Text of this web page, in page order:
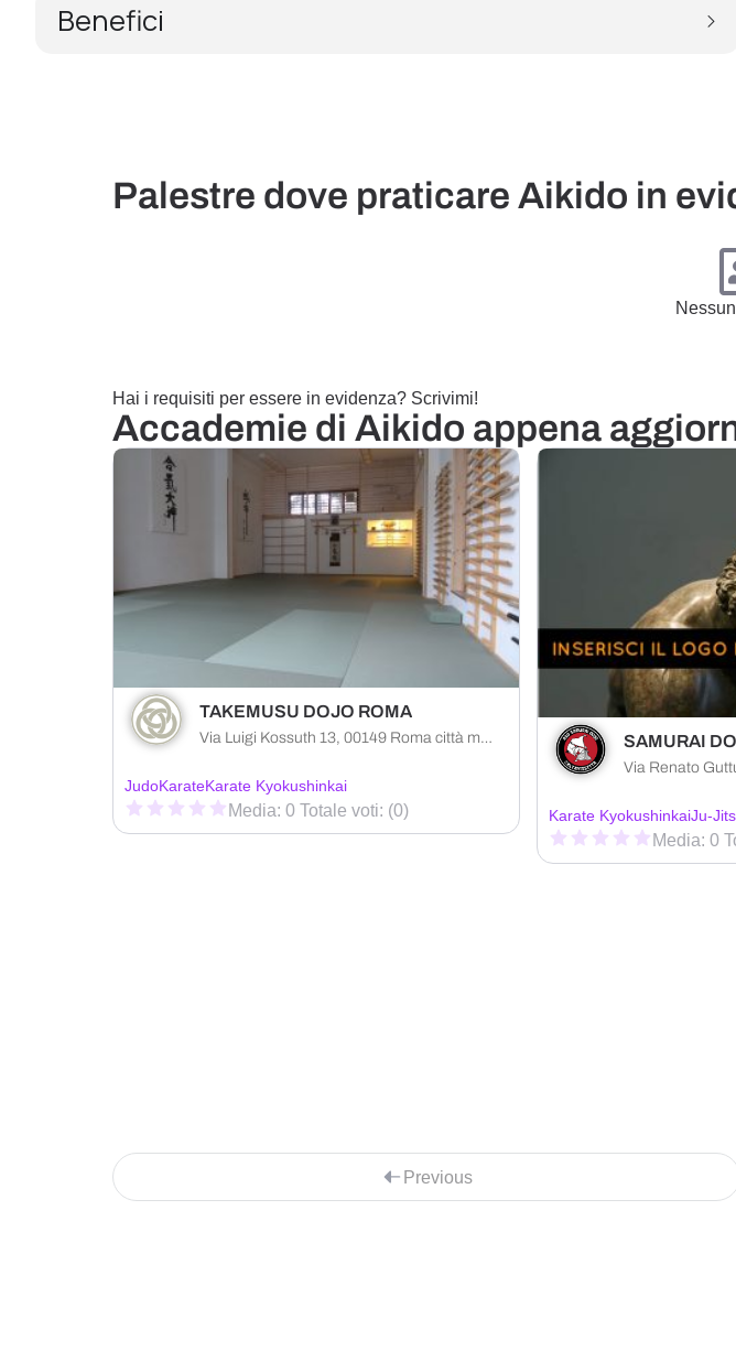
Benefici
Palestre dove praticare Aikido in
Hai i requisiti per essere in evidenza? Scrivimi!
Accademie di Aikido appena
TAKEMUSU DOJO ROMA
Via Luigi Kossuth 13, 00149 Roma città metropolitana di Roma Capitale, Italia
JudoKarateKarate Kyokushinkai
Media: 0 Totale voti: (0)
SAMURAI
Karate KyokushinkaiJu-
Media: 0
Previous